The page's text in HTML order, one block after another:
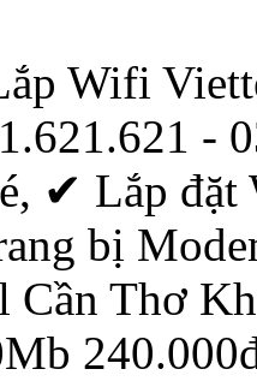
Wifi
-
✔ ‎Lắp
bị
Cần Thơ